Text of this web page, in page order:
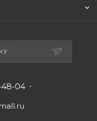
48-04